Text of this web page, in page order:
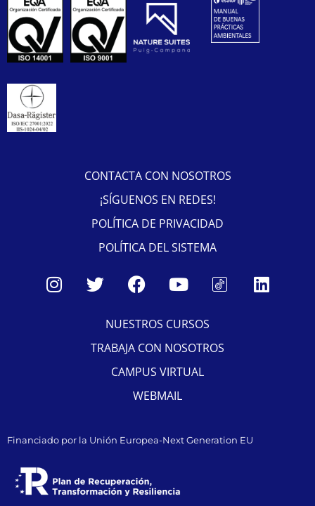
CONTACTA CON NOSOTROS
¡SÍGUENOS EN REDES!
POLÍTICA DE PRIVACIDAD
POLÍTICA DEL SISTEMA
NUESTROS CURSOS
TRABAJA CON NOSOTROS
CAMPUS VIRTUAL
WEBMAIL
Financiado por la Unión Europea-Next Generation EU